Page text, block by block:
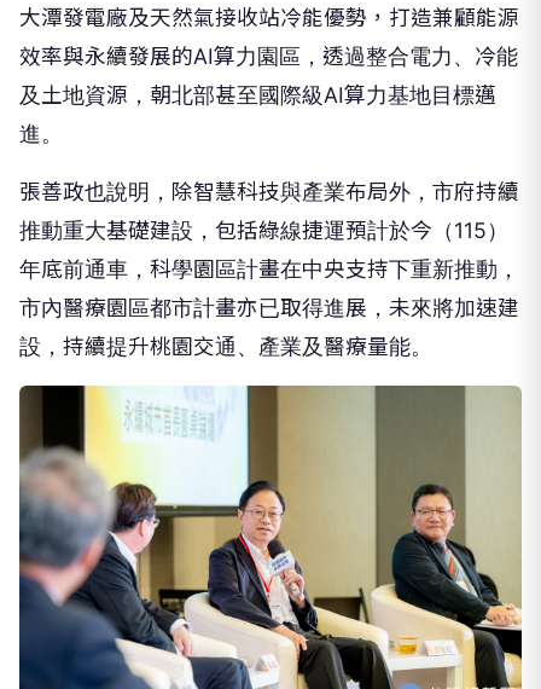
大潭發電廠及天然氣接收站冷能優勢，打造兼顧能源
效率與永續發展的AI算力園區，透過整合電力、冷能
及土地資源，朝北部甚至國際級AI算力基地目標邁
進。
張善政也說明，除智慧科技與產業布局外，市府持續
推動重大基礎建設，包括綠線捷運預計於今（115）
年底前通車，科學園區計畫在中央支持下重新推動，
市內醫療園區都市計畫亦已取得進展，未來將加速建
設，持續提升桃園交通、產業及醫療量能。